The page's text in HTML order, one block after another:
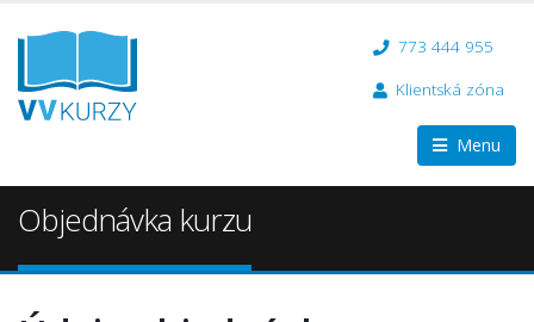
773 444 955
Klientská zóna
Menu
Objednávka kurzu